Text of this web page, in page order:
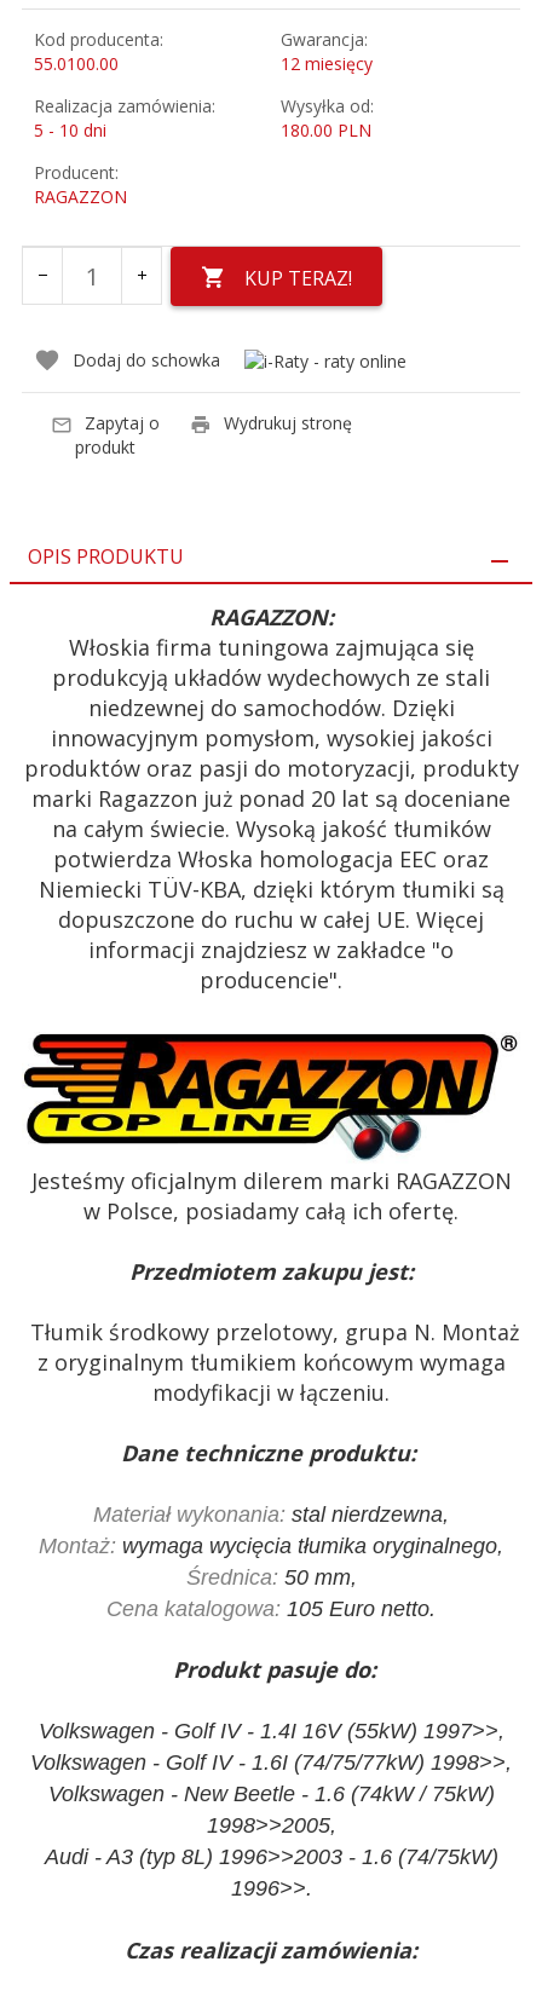
Kod producenta:
55.0100.00
Gwarancja:
12 miesięcy
Realizacja zamówienia:
5 - 10 dni
Wysyłka od:
180.00 PLN
Producent:
RAGAZZON
KUP TERAZ!
Dodaj do schowka
Zapytaj o
produkt
Wydrukuj stronę
OPIS PRODUKTU
RAGAZZON:
Włoskia firma tuningowa zajmująca się
produkcyją układów wydechowych ze stali
niedzewnej do samochodów. Dzięki
innowacyjnym pomysłom, wysokiej jakości
produktów oraz pasji do motoryzacji, produkty
marki Ragazzon już ponad 20 lat są doceniane
na całym świecie. Wysoką jakość tłumików
potwierdza Włoska homologacja EEC oraz
Niemiecki TÜV-KBA, dzięki którym tłumiki są
dopuszczone do ruchu w całej UE. Więcej
informacji znajdziesz w zakładce "o
producencie".
Jesteśmy oficjalnym dilerem marki RAGAZZON
w Polsce, posiadamy całą ich ofertę.
Przedmiotem zakupu jest:
Tłumik środkowy przelotowy, grupa N. Montaż
z oryginalnym tłumikiem końcowym wymaga
modyfikacji w łączeniu.
Dane techniczne produktu:
Materiał wykonania: stal nierdzewna,
Montaż: wymaga wycięcia tłumika oryginalnego,
Średnica:50 mm,
Cena katalogowa: 105 Euro netto.
Produkt pasuje do:
Volkswagen - Golf IV - 1.4I 16V (55kW) 1997>>,
Volkswagen - Golf IV - 1.6I (74/75/77kW) 1998>>,
Volkswagen - New Beetle - 1.6 (74kW / 75kW)
1998>>2005,
Audi - A3 (typ 8L) 1996>>2003 - 1.6 (74/75kW)
1996>>.
Czas realizacji zamówienia: